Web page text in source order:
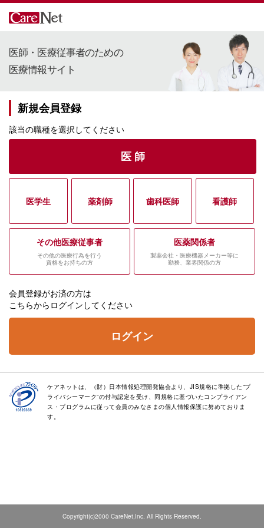
医師・医療従事者のための
医療情報サイト
新規会員登録
該当の職種を選択してください
医 師
医学生 薬剤師 歯科医師 看護師
その他医療従事者
その他の医療行為を行う
資格をお持ちの方
医薬関係者
製薬会社・医療機器メーカー等に
勤務、業界関係の方
会員登録がお済の方は
こちらからログインしてください
ログイン
ケアネットは、（財）日本情報処理開発協会より、JIS規格に準拠した“プ
ライバシーマーク”の付与認定を受け、同規格に基づいたコンプライアン
ス・プログラムに従って会員のみなさまの個人情報保護に努めておりま
す。
Copyright(c)2000 CareNet,Inc. All Rights Reserved.